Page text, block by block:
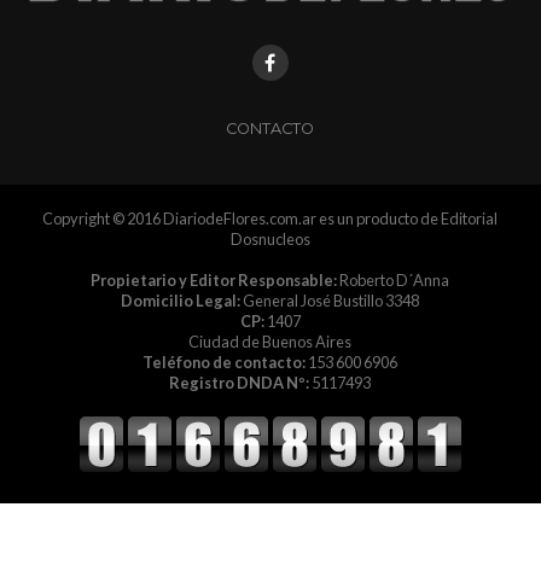
CONTACTO
Copyright © 2016 DiariodeFlores.com.ar es un producto de Editorial
Dosnucleos
Propietario y Editor Responsable:Roberto D´Anna
Domicilio Legal:General José Bustillo 3348
CP:1407
Ciudad de Buenos Aires
Teléfono de contacto:153 600 6906
Registro DNDA Nº:5117493